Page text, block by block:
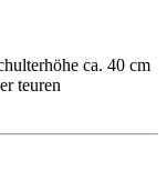
ca. 40 cm
teuren